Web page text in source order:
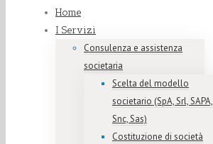
Home
I Servizi
Consulenza e assistenza
societaria
Scelta del modello
societario (SpA, Srl, SAPA,
Snc, Sas)
Costituzione di società